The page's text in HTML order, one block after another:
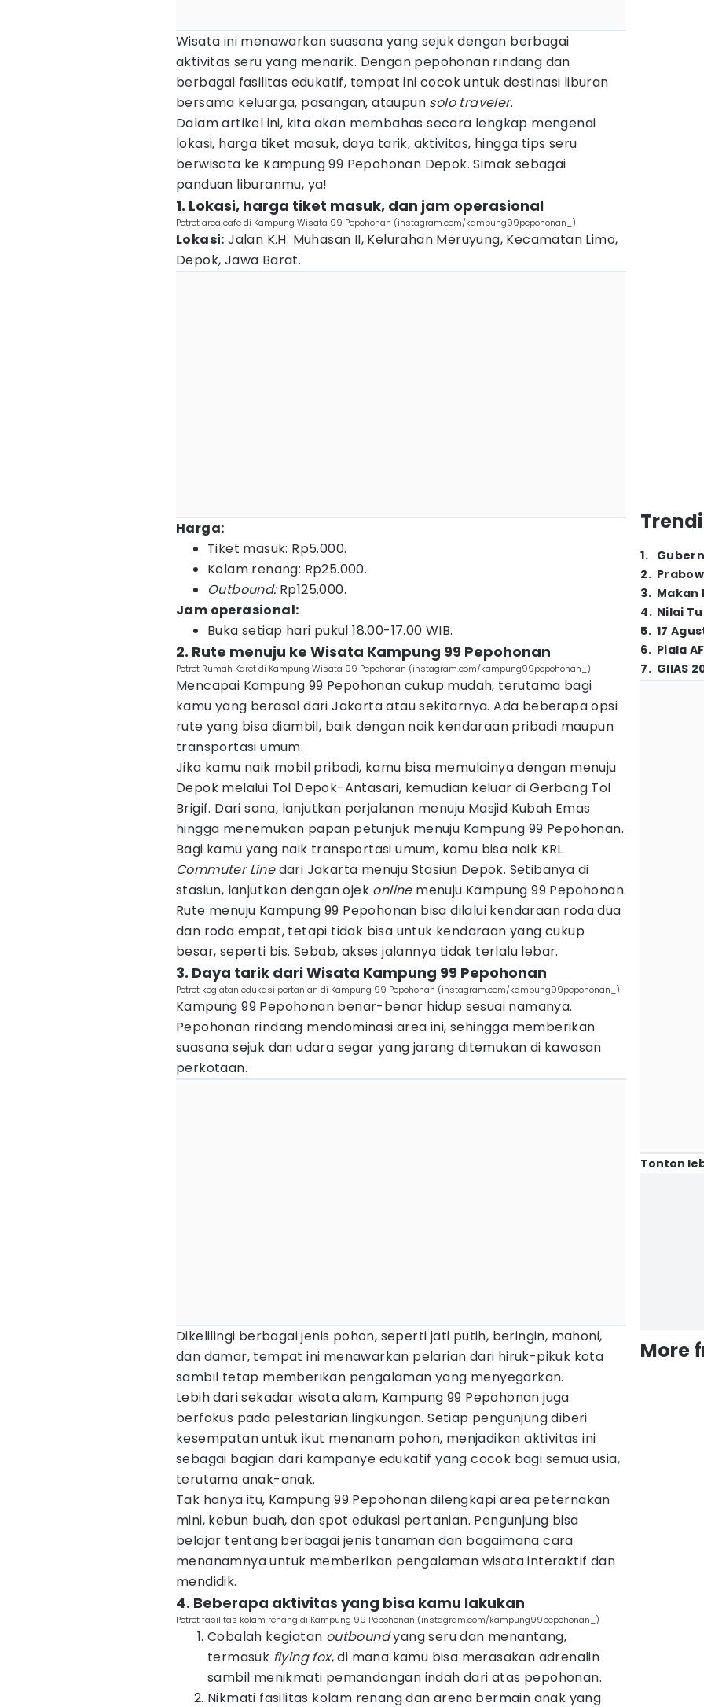
Wisata ini menawarkan suasana yang sejuk dengan berbagai
aktivitas seru yang menarik. Dengan pepohonan rindang dan
berbagai fasilitas edukatif, tempat ini cocok untuk destinasi liburan
bersama keluarga, pasangan, ataupun solo traveler.
Dalam artikel ini, kita akan membahas secara lengkap mengenai
lokasi, harga tiket masuk, daya tarik, aktivitas, hingga tips seru
berwisata ke Kampung 99 Pepohonan Depok. Simak sebagai
panduan liburanmu, ya!
1. Lokasi, harga tiket masuk, dan jam operasional
Potret area cafe di Kampung Wisata 99 Pepohonan (instagram.com/kampung99pepohonan_)
Lokasi: Jalan K.H. Muhasan II, Kelurahan Meruyung, Kecamatan Limo,
Depok, Jawa Barat.
Harga:
Tiket masuk: Rp5.000.
Kolam renang: Rp25.000.
Outbound:Rp125.000.
Jam operasional:
Buka setiap hari pukul 18.00-17.00 WIB.
2. Rute menuju ke Wisata Kampung 99 Pepohonan
Potret Rumah Karet di Kampung Wisata 99 Pepohonan (instagram.com/kampung99pepohonan_)
Mencapai Kampung 99 Pepohonan cukup mudah, terutama bagi
kamu yang berasal dari Jakarta atau sekitarnya. Ada beberapa opsi
rute yang bisa diambil, baik dengan naik kendaraan pribadi maupun
transportasi umum.
Jika kamu naik mobil pribadi, kamu bisa memulainya dengan menuju
Depok melalui Tol Depok-Antasari, kemudian keluar di Gerbang Tol
Brigif. Dari sana, lanjutkan perjalanan menuju Masjid Kubah Emas
hingga menemukan papan petunjuk menuju Kampung 99 Pepohonan.
Bagi kamu yang naik transportasi umum, kamu bisa naik KRL
Commuter Linedari Jakarta menuju Stasiun Depok. Setibanya di
stasiun, lanjutkan dengan ojek onlinemenuju Kampung 99 Pepohonan.
Rute menuju Kampung 99 Pepohonan bisa dilalui kendaraan roda dua
dan roda empat, tetapi tidak bisa untuk kendaraan yang cukup
besar, seperti bis. Sebab, akses jalannya tidak terlalu lebar.
3. Daya tarik dari Wisata Kampung 99 Pepohonan
Potret kegiatan edukasi pertanian di Kampung 99 Pepohonan (instagram.com/kampung99pepohonan_)
Kampung 99 Pepohonan benar-benar hidup sesuai namanya.
Pepohonan rindang mendominasi area ini, sehingga memberikan
suasana sejuk dan udara segar yang jarang ditemukan di kawasan
perkotaan.
Dikelilingi berbagai jenis pohon, seperti jati putih, beringin, mahoni,
dan damar, tempat ini menawarkan pelarian dari hiruk-pikuk kota
sambil tetap memberikan pengalaman yang menyegarkan.
Lebih dari sekadar wisata alam, Kampung 99 Pepohonan juga
berfokus pada pelestarian lingkungan. Setiap pengunjung diberi
kesempatan untuk ikut menanam pohon, menjadikan aktivitas ini
sebagai bagian dari kampanye edukatif yang cocok bagi semua usia,
terutama anak-anak.
Tak hanya itu, Kampung 99 Pepohonan dilengkapi area peternakan
mini, kebun buah, dan spot edukasi pertanian. Pengunjung bisa
belajar tentang berbagai jenis tanaman dan bagaimana cara
menanamnya untuk memberikan pengalaman wisata interaktif dan
mendidik.
4. Beberapa aktivitas yang bisa kamu lakukan
Potret fasilitas kolam renang di Kampung 99 Pepohonan (instagram.com/kampung99pepohonan_)
Cobalah kegiatan outboundyang seru dan menantang,
termasuk flying fox, di mana kamu bisa merasakan adrenalin
sambil menikmati pemandangan indah dari atas pepohonan.
Nikmati fasilitas kolam renang dan arena bermain anak yang
1.
2.
3. Makan
4. Nilai
5. 17
6. Piala
7. GIIAS
Tonton
More